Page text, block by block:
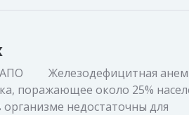
Железодефицитная
поражающее около 25%
недостаточны для